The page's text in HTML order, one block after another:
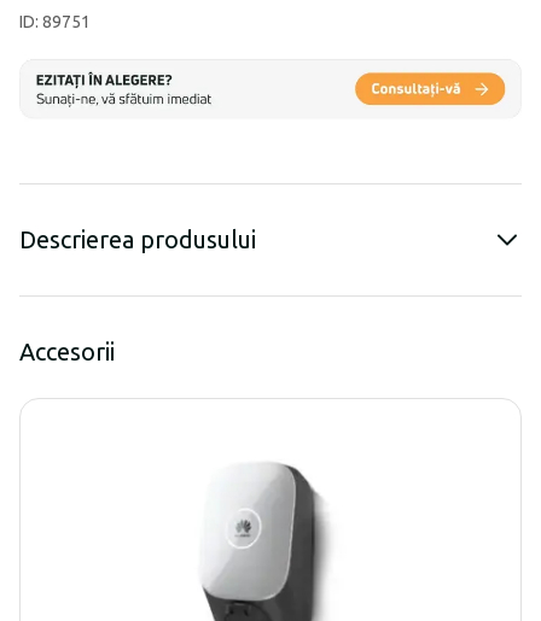
ID: 89751
Descrierea produsului
Accesorii